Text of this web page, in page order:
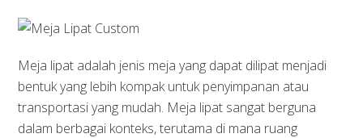
Meja lipat adalah jenis meja yang dapat dilipat menjadi
bentuk yang lebih kompak untuk penyimpanan atau
transportasi yang mudah. Meja lipat sangat berguna
dalam berbagai konteks, terutama di mana ruang